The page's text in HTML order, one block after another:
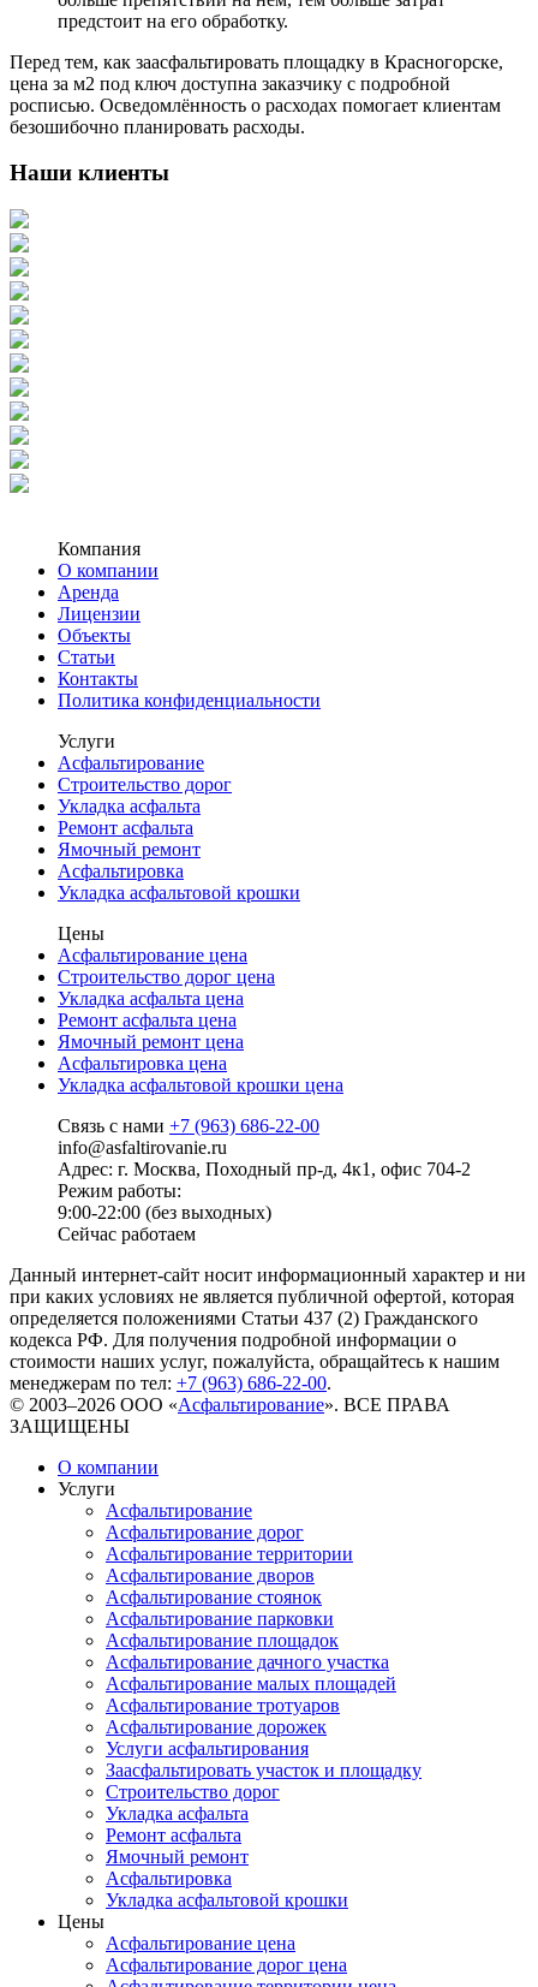
предстоит на его обработку.
Перед тем, как заасфальтировать площадку в Красногорске,
цена за м2 под ключ доступна заказчику с подробной
росписью. Осведомлённость о расходах помогает клиентам
безошибочно планировать расходы.
Наши клиенты
Компания
О компании
Аренда
Лицензии
Объекты
Статьи
Контакты
Политика конфиденциальности
Услуги
Асфальтирование
Строительство дорог
Укладка асфальта
Ремонт асфальта
Ямочный ремонт
Асфальтировка
Укладка асфальтовой крошки
Цены
Асфальтирование цена
Строительство дорог цена
Укладка асфальта цена
Ремонт асфальта цена
Ямочный ремонт цена
Асфальтировка цена
Укладка асфальтовой крошки цена
Связь с нами +7 (963) 686-22-00
info@asfaltirovanie.ru
Адрес: г. Москва, Походный пр-д, 4к1, офис 704-2
Режим работы:
9:00-22:00 (без выходных)
Сейчас работаем
Данный интернет-сайт носит информационный характер и ни
при каких условиях не является публичной офертой, которая
определяется положениями Статьи 437 (2) Гражданского
кодекса РФ. Для получения подробной информации о
стоимости наших услуг, пожалуйста, обращайтесь к нашим
менеджерам по тел: +7 (963) 686-22-00.
© 2003–2026 ООО «Асфальтирование». ВСЕ ПРАВА
ЗАЩИЩЕНЫ
О компании
Услуги
Асфальтирование
Асфальтирование дорог
Асфальтирование территории
Асфальтирование дворов
Асфальтирование стоянок
Асфальтирование парковки
Асфальтирование площадок
Асфальтирование дачного участка
Асфальтирование малых площадей
Асфальтирование тротуаров
Асфальтирование дорожек
Услуги асфальтирования
Заасфальтировать участок и площадку
Строительство дорог
Укладка асфальта
Ремонт асфальта
Ямочный ремонт
Асфальтировка
Укладка асфальтовой крошки
Цены
Асфальтирование цена
Асфальтирование дорог цена